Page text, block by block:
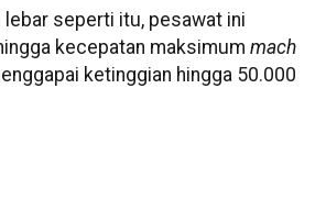
lebar seperti itu, pesawat ini
kecepatan maksimum mach
ketinggian hingga 50.000